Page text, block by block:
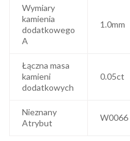
Wymiary
kamienia
dodatkowego
A
1.0mm
Łączna masa
kamieni
dodatkowych
0.05ct
Nieznany
Atrybut
W0066